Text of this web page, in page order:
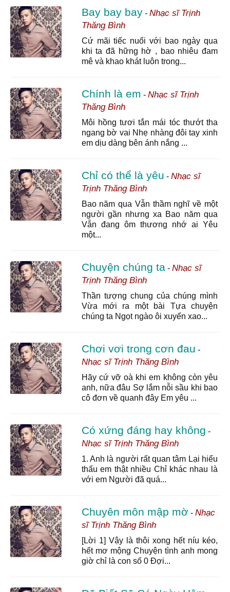
Bay bay bay- Nhạc sĩ Trịnh
Thăng Bình
Cứ mãi tiếc nuối với bao ngày qua
khi ta đã hững hờ , bao nhiêu đam
mê và khao khát luôn trong...
Chính là em - Nhạc sĩ Trịnh
Thăng Bình
Môi hồng tươi tắn mái tóc thướt tha
ngang bờ vai Nhẹ nhàng đôi tay xinh
em dịu dàng bên ánh nắng ...
Chỉ có thể là yêu - Nhạc sĩ
Trịnh Thăng Bình
Bao năm qua Vẫn thầm nghĩ về một
người gần nhưng xa Bao năm qua
Vẫn đang ôm thương nhớ ai Yêu
một...
Chuyện chúng ta- Nhạc sĩ
Trịnh Thăng Bình
Thần tượng chung của chúng mình
Vừa mới ra một bài Tựa chuyện
chúng ta Ngọt ngào ôi xuyến xao...
Chơi vơi trong cơn đau -
Nhạc sĩ Trịnh Thăng Bình
Hãy cứ vỡ oà khi em không còn yêu
anh, nữa đâu Sợ lắm nỗi sầu khi bao
cô đơn về quanh đây Em yêu ...
Có xứng đáng hay không -
Nhạc sĩ Trịnh Thăng Bình
1. Anh là người rất quan tâm Lại hiểu
thấu em thật nhiều Chỉ khác nhau là
với em Người đã quá...
Chuyên môn mập mờ- Nhạc
sĩ Trịnh Thăng Bình
[Lời 1] Vậy là thôi xong hết níu kéo,
hết mơ mộng Chuyện tình anh mong
giờ chỉ là con số 0 Đợi...